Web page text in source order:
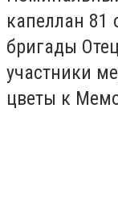
капеллан 81
бригады
участники
цветы к